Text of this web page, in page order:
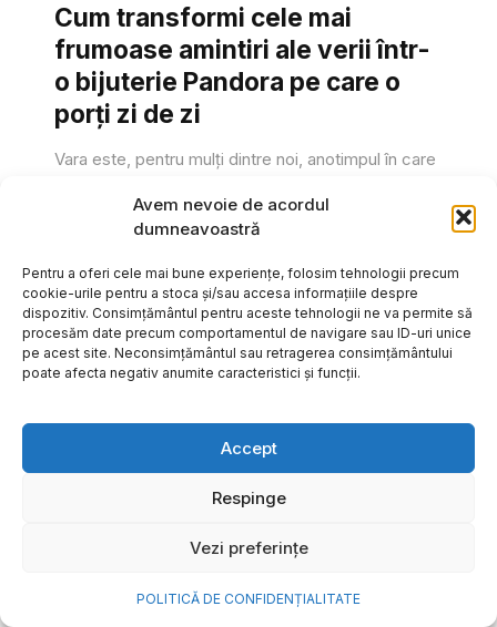
Avem nevoie de acordul
dumneavoastră
Pentru a oferi cele mai bune experiențe, folosim tehnologii precum
cookie-urile pentru a stoca și/sau accesa informațiile despre
dispozitiv. Consimțământul pentru aceste tehnologii ne va permite să
procesăm date precum comportamentul de navigare sau ID-uri unice
pe acest site. Neconsimțământul sau retragerea consimțământului
poate afecta negativ anumite caracteristici și funcții.
Accept
Respinge
Vezi preferințe
POLITICĂ DE CONFIDENȚIALITATE
Cum transformi cele mai
frumoase amintiri ale verii într-
o bijuterie Pandora pe care o
porți zi de zi
Vara este, pentru mulți dintre noi, anotimpul în care
vacanțe pe care le planificăm luni...